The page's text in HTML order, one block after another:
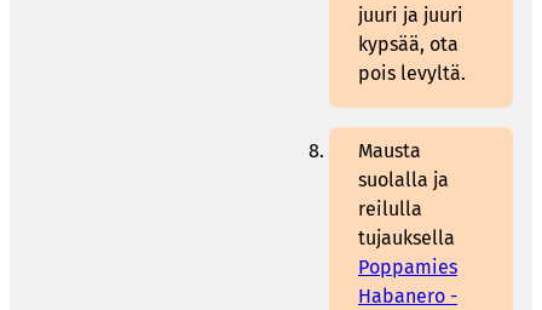
juuri ja juuri
kypsää, ota
pois levyltä.
Mausta
suolalla ja
reilulla
tujauksella
Poppamies
Habanero -